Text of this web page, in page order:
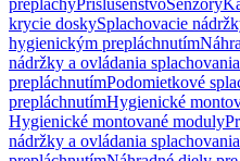
preplachyPríslušenstvoSenzory
krycie doskySplachovacie
hygienickým prepláchnutím
nádržky a ovládania
prepláchnutímPodomietkové
prepláchnutímHygienické
Hygienické montované moduly
nádržky a ovládania